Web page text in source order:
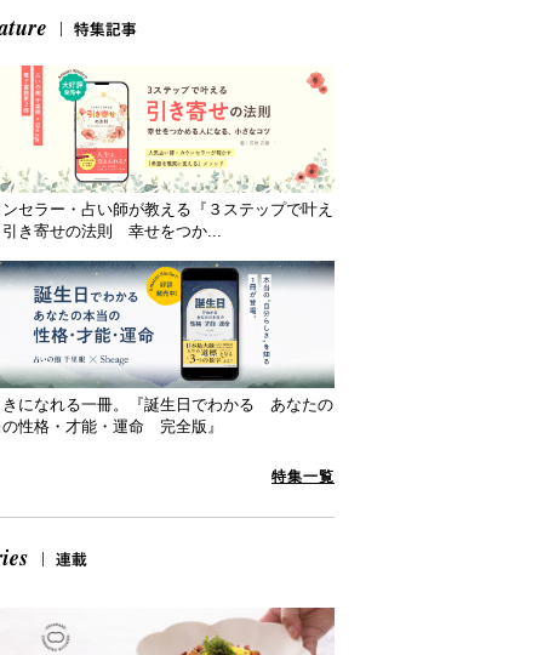
セラー・占い師が教える『３ステップで叶え
き寄せの法則 幸せをつか...
きになれる一冊。『誕生日でわかる あなたの
性格・才能・運命 完全版』
特集一覧